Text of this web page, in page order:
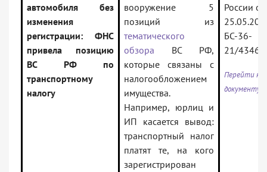
автомобиля без
изменения
регистрации: ФНС
привела позицию
ВС РФ по
транспортному
налогу
вооружение 5
позиций из
тематического
обзора ВС РФ,
которые связаны с
налогообложением
имущества.
Например, юрлиц и
ИП касается вывод:
транспортный налог
платят те, на кого
зарегистрирован
России от
БС-36-
21/
Перейти к
документу